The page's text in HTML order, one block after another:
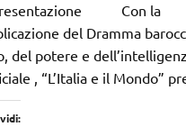
Con la
del Dramma
del potere e
, “L’Italia e il Mondo”